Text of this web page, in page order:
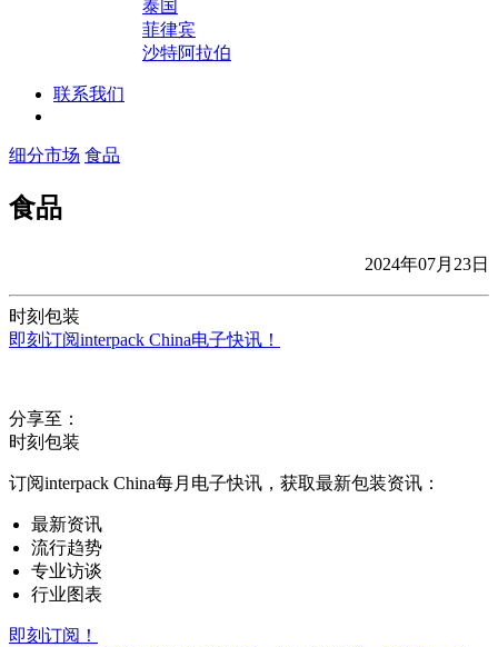
泰国
菲律宾
沙特阿拉伯
联系我们
细分市场 食品
食品
2024年07月23日
时刻包装
即刻订阅interpack China电子快讯！
分享至：
时刻包装
订阅interpack China每月电子快讯，获取最新包装资讯：
最新资讯
流行趋势
专业访谈
行业图表
即刻订阅！